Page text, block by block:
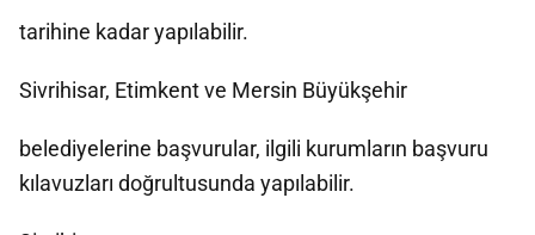
tarihine kadar yapılabilir.
Sivrihisar, Etimkent ve Mersin Büyükşehir
belediyelerine başvurular, ilgili kurumların başvuru
kılavuzları doğrultusunda yapılabilir.